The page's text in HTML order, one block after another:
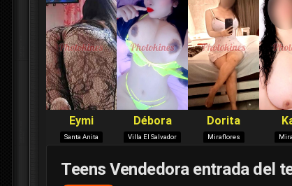
Teens Vendedora entrada del